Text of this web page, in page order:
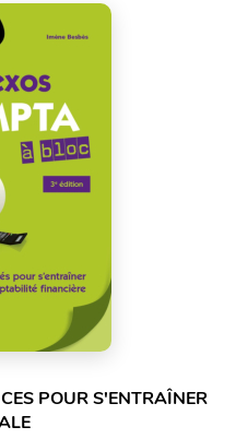
POUR S'ENTRAÎNER